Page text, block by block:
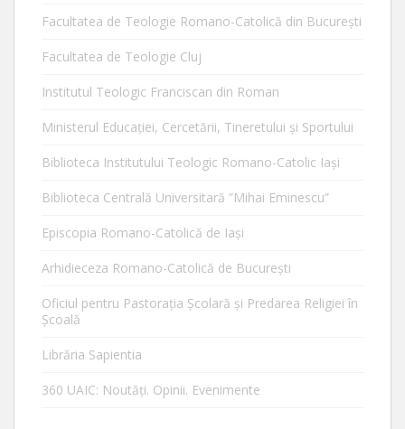
Facultatea de Teologie Romano-Catolică din Bucureşti
Facultatea de Teologie Cluj
Institutul Teologic Franciscan din Roman
Ministerul Educaţiei, Cercetării, Tineretului şi Sportului
Biblioteca Institutului Teologic Romano-Catolic Iaşi
Biblioteca Centrală Universitară ”Mihai Eminescu”
Episcopia Romano-Catolică de Iaşi
Arhidieceza Romano-Catolică de Bucureşti
Oficiul pentru Pastorația Școlară și Predarea Religiei în
Școală
Librăria Sapientia
360 UAIC: Noutăţi. Opinii. Evenimente